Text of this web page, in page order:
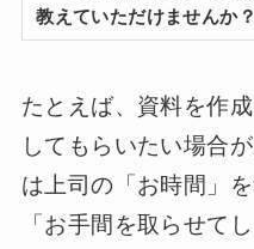
教えていただけませんか？
たとえば、資料を作
してもらいたい場合
は上司の「お時間」
「お手間を取らせて